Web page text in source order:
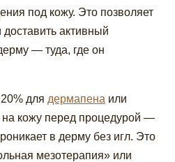
под кожу. Это позволяет
активный
— туда, где он
для дермапена или
на кожу перед процедурой —
в дерму без игл. Это
мезотерапия» или